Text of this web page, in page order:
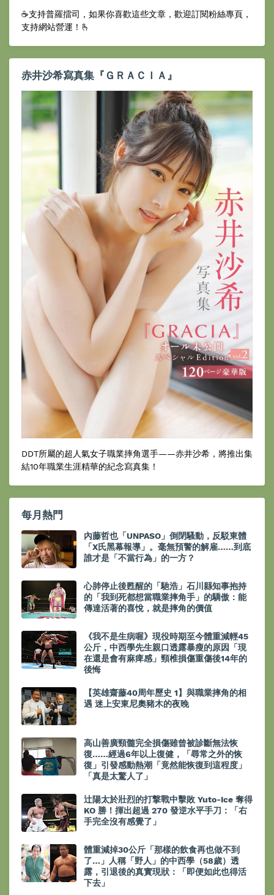
☕️支持普羅擂司，如果你喜歡這些文章，歡迎訂閱粉絲專頁，
支持網站營運！🫰
赤井沙希寫真集『ＧＲＡＣＩＡ』
DDT所屬的超人氣女子職業摔角選手——赤井沙希，將推出集
結10年職業生涯精華的紀念寫真集！
每月熱門
內藤哲也「UNPASO」倒閉騷動，反駁東體
「X氏黑幕報導」。毫無預警的解雇……到底
誰才是「不當行為」的一方？
心肺停止後甦醒的「馳浩」石川縣知事抱持
的「我到死都想當職業摔角手」的驕傲：能
傳達活著的喜悅，就是摔角的價值
《我不是生病喔》現役時期至今體重減輕45
公斤，中西學先生親口透露暴瘦的原因「現
在還是會有麻痺感」頸椎損傷重傷後14年的
後悔
【英雄齋藤40周年歷史 1】與職業摔角的相
遇 迷上安東尼奧豬木的夜晚
高山善廣頸髓完全損傷雖曾被診斷無法恢
復……經過6年以上復健，「尋常之外的恢
復」引發感動熱潮「竟然能恢復到這程度」
「真是太驚人了」
辻陽太於壯烈的打撃戰中擊敗 Yuto-Ice 奪得
KO 勝！揮出超過 270 發逆水平手刀：「右
手完全沒有感覺了」
體重減掉30公斤「那樣的飲食再也做不到
了…」人稱「野人」的中西學（58歲）透
露，引退後的真實現狀：「即便如此也得活
下去」